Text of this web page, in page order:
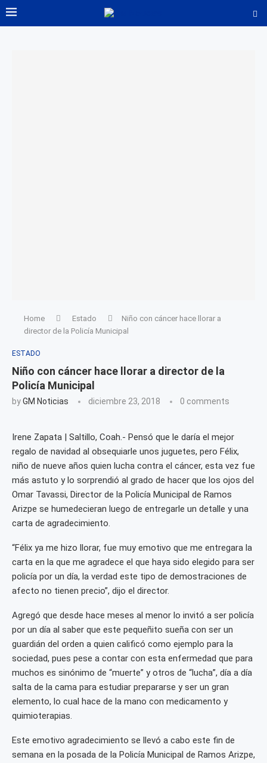
Home Estado
Niño con cáncer hace llorar a
director de la Policía Municipal
ESTADO
Niño con cáncer hace llorar a director de la
Policía Municipal
byGM Noticias diciembre 23, 2018 0 comments
Irene Zapata | Saltillo, Coah.- Pensó que le daría el mejor
regalo de navidad al obsequiarle unos juguetes, pero Félix,
niño de nueve años quien lucha contra el cáncer, esta vez fue
más astuto y lo sorprendió al grado de hacer que los ojos del
Omar Tavassi, Director de la Policía Municipal de Ramos
Arizpe se humedecieran luego de entregarle un detalle y una
carta de agradecimiento.
“Félix ya me hizo llorar, fue muy emotivo que me entregara la
carta en la que me agradece el que haya sido elegido para ser
policía por un día, la verdad este tipo de demostraciones de
afecto no tienen precio”, dijo el director.
Agregó que desde hace meses al menor lo invitó a ser policía
por un día al saber que este pequeñito sueña con ser un
guardián del orden a quien calificó como ejemplo para la
sociedad, pues pese a contar con esta enfermedad que para
muchos es sinónimo de “muerte” y otros de “lucha”, día a día
salta de la cama para estudiar prepararse y ser un gran
elemento, lo cual hace de la mano con medicamento y
quimioterapias.
Este emotivo agradecimiento se llevó a cabo este fin de
semana en la posada de la Policía Municipal de Ramos Arizpe,